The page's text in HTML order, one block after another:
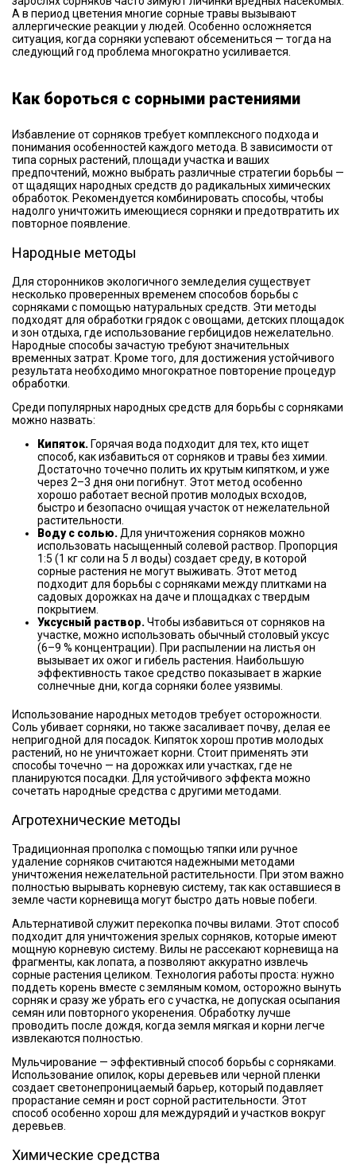
А в период цветения многие сорные травы вызывают
аллергические реакции у людей. Особенно осложняется
ситуация, когда сорняки успевают обсемениться — тогда на
следующий год проблема многократно усиливается.
Как бороться с сорными растениями
Избавление от сорняков требует комплексного подхода и
понимания особенностей каждого метода. В зависимости от
типа сорных растений, площади участка и ваших
предпочтений, можно выбрать различные стратегии борьбы —
от щадящих народных средств до радикальных химических
обработок. Рекомендуется комбинировать способы, чтобы
надолго уничтожить имеющиеся сорняки и предотвратить их
повторное появление.
Народные методы
Для сторонников экологичного земледелия существует
несколько проверенных временем способов борьбы с
сорняками с помощью натуральных средств. Эти методы
подходят для обработки грядок с овощами, детских площадок
и зон отдыха, где использование гербицидов нежелательно.
Народные способы зачастую требуют значительных
временных затрат. Кроме того, для достижения устойчивого
результата необходимо многократное повторение процедур
обработки.
Среди популярных народных средств для борьбы с сорняками
можно назвать:
Кипяток. Горячая вода подходит для тех, кто ищет
способ, как избавиться от сорняков и травы без химии.
Достаточно точечно полить их крутым кипятком, и уже
через 2–3 дня они погибнут. Этот метод особенно
хорошо работает весной против молодых всходов,
быстро и безопасно очищая участок от нежелательной
растительности.
Воду с солью. Для уничтожения сорняков можно
использовать насыщенный солевой раствор. Пропорция
1:5 (1 кг соли на 5 л воды) создает среду, в которой
сорные растения не могут выживать. Этот метод
подходит для борьбы с сорняками между плитками на
садовых дорожках на даче и площадках с твердым
покрытием.
Уксусный раствор.Чтобы избавиться от сорняков на
участке, можно использовать обычный столовый уксус
(6–9 % концентрации). При распылении на листья он
вызывает их ожог и гибель растения. Наибольшую
эффективность такое средство показывает в жаркие
солнечные дни, когда сорняки более уязвимы.
Использование народных методов требует осторожности.
Соль убивает сорняки, но также засаливает почву, делая ее
непригодной для посадок. Кипяток хорош против молодых
растений, но не уничтожает корни. Стоит применять эти
способы точечно — на дорожках или участках, где не
планируются посадки. Для устойчивого эффекта можно
сочетать народные средства с другими методами.
Агротехнические методы
Традиционная прополка с помощью тяпки или ручное
удаление сорняков считаются надежными методами
уничтожения нежелательной растительности. При этом важно
полностью вырывать корневую систему, так как оставшиеся в
земле части корневища могут быстро дать новые побеги.
Альтернативой служит перекопка почвы вилами. Этот способ
подходит для уничтожения зрелых сорняков, которые имеют
мощную корневую систему. Вилы не рассекают корневища на
фрагменты, как лопата, а позволяют аккуратно извлечь
сорные растения целиком. Технология работы проста: нужно
поддеть корень вместе с земляным комом, осторожно вынуть
сорняк и сразу же убрать его с участка, не допуская осыпания
семян или повторного укоренения. Обработку лучше
проводить после дождя, когда земля мягкая и корни легче
извлекаются полностью.
Мульчирование — эффективный способ борьбы с сорняками.
Использование опилок, коры деревьев или черной пленки
создает светонепроницаемый барьер, который подавляет
прорастание семян и рост сорной растительности. Этот
способ особенно хорош для междурядий и участков вокруг
деревьев.
Химические средства